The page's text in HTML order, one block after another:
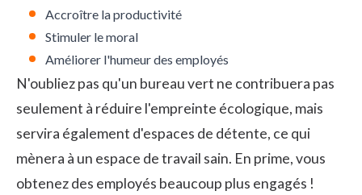
Accroître la productivité
Stimuler le moral
Améliorer l'humeur des employés
N'oubliez pas qu'un bureau vert ne contribuera pas
seulement à réduire l'empreinte écologique, mais
servira également d'espaces de détente, ce qui
mènera à un espace de travail sain. En prime, vous
obtenezdes employés beaucoup plus engagés !